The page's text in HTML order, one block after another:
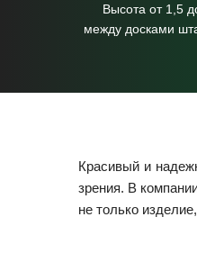
Высота от 1,5
между досками
Красивый и
зрения. В
не только